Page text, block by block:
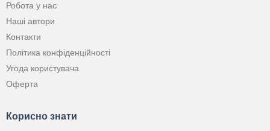
Робота у нас
Наші автори
Контакти
Політика конфіденційності
Угода користувача
Оферта
Корисно знати